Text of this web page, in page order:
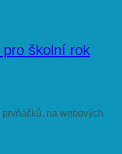
školní rok
na webových